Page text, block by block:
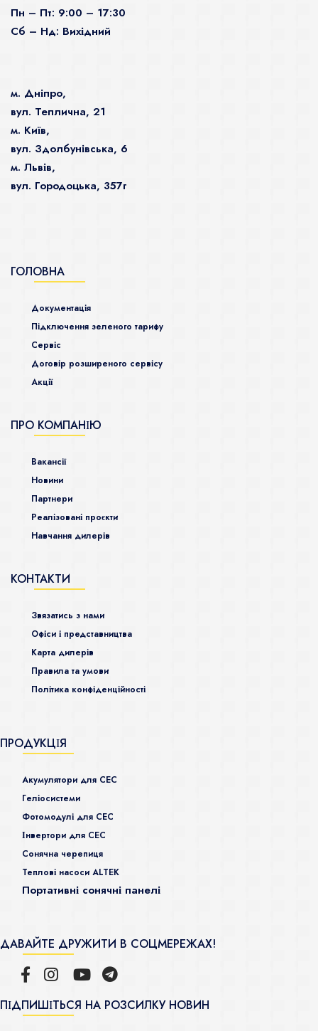
Пн – Пт: 9:00 – 17:30
Сб – Нд: Вихідний
м. Дніпро,
вул. Теплична, 21
м. Київ,
вул. Здолбунівська, 6
м. Львів,
вул. Городоцька, 357г
ГОЛОВНА
Документація
Підключення зеленого тарифу
Сервіс
Договір розширеного сервісу
Акції
ПРО КОМПАНІЮ
Ваканcії
Новини
Партнери
Реалізовані проєкти
Навчання дилерів
КОНТАКТИ
Звязатись з нами
Офіси і представництва
Карта дилерів
Правила та умови
Політика конфіденційності
ПРОДУКЦІЯ
Акумулятори для СЕС
Гeліосистеми
Фотомодулі для СЕС
Інвертори для СЕС
Сонячна черепиця
Теплові насоси ALTEK
Портативні сонячні панелі
ДАВАЙТЕ ДРУЖИТИ В СОЦМЕРЕЖАХ!
ПІДПИШІТЬСЯ НА РОЗСИЛКУ НОВИН